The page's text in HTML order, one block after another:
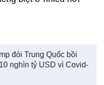
đòi Trung Quốc bồi
nghìn tỷ USD vì Covid-